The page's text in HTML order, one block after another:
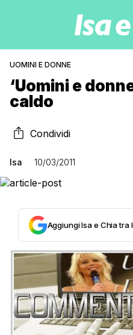
UOMINI E DONNE
‘Uomini e
caldo
Condividi
Isa 10/03/2011
Aggiungi Isa e Chia tra